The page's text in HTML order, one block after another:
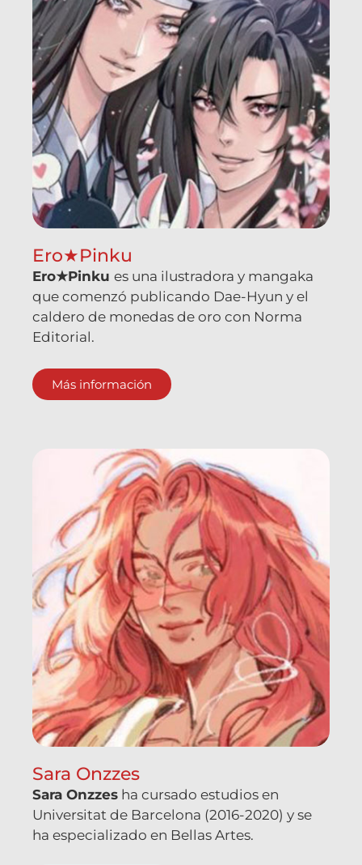
Ero★Pinku
Ero★Pinku es una ilustradora y mangaka
que comenzó publicando Dae-Hyun y el
caldero de monedas de oro con Norma
Editorial.
Más información
Sara Onzzes
Sara Onzzes ha cursado estudios en
Universitat de Barcelona (2016-2020) y se
ha especializado en Bellas Artes.